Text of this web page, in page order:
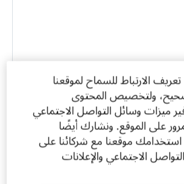
الارتباط للسماح لموقعنا
ولتخصيص المحتوى
ميزات وسائل التواصل الاجتماعي
على الموقع. ونشارك أيضًا
موقعنا مع شركائنا على
الاجتماعي والإعلانات